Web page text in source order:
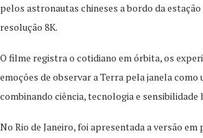
pelos astronautas chineses a bordo da estação
resolução 8K.
O filme registra o cotidiano em órbita, os
emoções de observar a Terra pela janela como
combinando ciência, tecnologia e sensibilidade
No Rio de Janeiro, foi apresentada a versão